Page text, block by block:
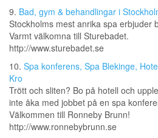
9. Bad, gym & behandlingar i
Stockholms mest anrika spa erbjuder
Varmt välkomna till Sturebadet.
http://www.sturebadet.se
10. Spa konferens, Spa Blekinge,
Kro
Trött och sliten? Bo på hotell och
inte åka med jobbet på en spa
Välkommen till Ronneby Brunn!
http://www.ronnebybrunn.se